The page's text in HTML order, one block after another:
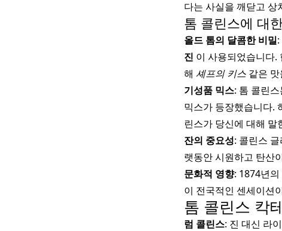
다는 사실을 깨닫고 상
톰 콜린스에 대
올드 톰의 달콤한 비밀
진 이 사용되었습니다.
해 셰프의 키스 같은
기성품 믹스: 톰 콜린
믹스가 등장했습니다.
린스가 당신에 대해
잔의 중요성: 콜린스
랫동안 시원하고 탄산
문화적 영향: 1874년
이 전국적인 센세이션
톰 콜린스 칵
럼 콜린스: 진 대신 라